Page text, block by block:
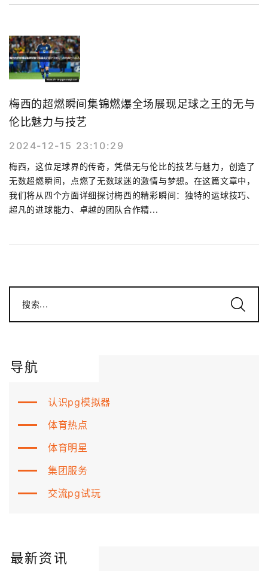
梅西的超燃瞬间集锦燃爆全场展现足球之王的无与
伦比魅力与技艺
2024-12-15 23:10:29
梅西，这位足球界的传奇，凭借无与伦比的技艺与魅力，创造了
无数超燃瞬间，点燃了无数球迷的激情与梦想。在这篇文章中，
我们将从四个方面详细探讨梅西的精彩瞬间：独特的运球技巧、
超凡的进球能力、卓越的团队合作精...
搜索...
导航
认识pg模拟器
体育热点
体育明星
集团服务
交流pg试玩
最新资讯